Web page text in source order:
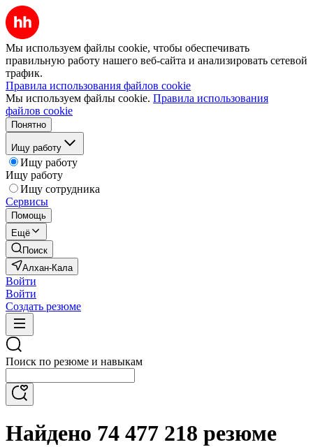
Мы используем файлы cookie, чтобы обеспечивать
правильную работу нашего веб-сайта и анализировать сетевой
трафик.
Правила использования файлов cookie
Мы используем файлы cookie. Правила использования
файлов cookie
Понятно
Ищу работу
Ищу работу
Ищу работу
Ищу сотрудника
Сервисы
Помощь
Ещё
Поиск
Алхан-Кала
Войти
Войти
Создать резюме
Поиск по резюме и навыкам
Найдено 74 477 218 резюме